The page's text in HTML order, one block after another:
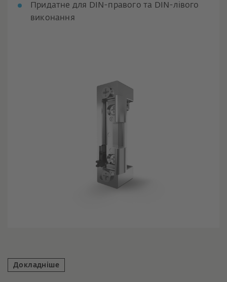
Придатне для DIN-правого та DIN-лівого
виконання
Докладніше